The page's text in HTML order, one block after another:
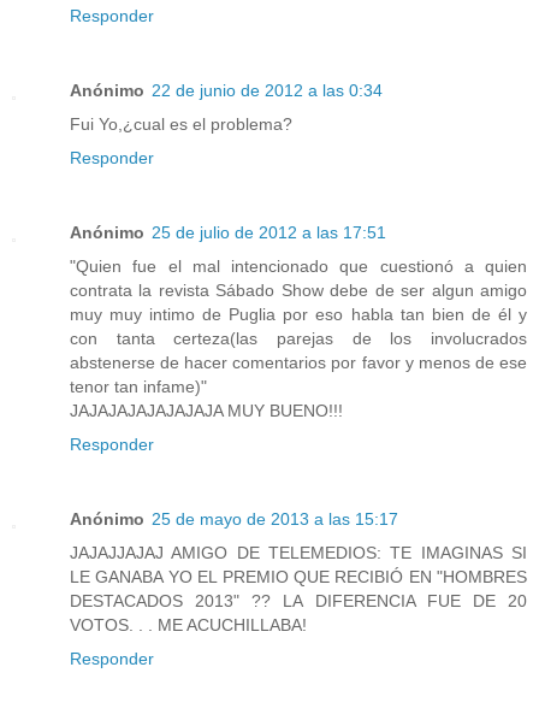
Responder
Anónimo 22 de junio de 2012 a las 0:34
Fui Yo,¿cual es el problema?
Responder
Anónimo 25 de julio de 2012 a las 17:51
"Quien fue el mal intencionado que cuestionó a quien
contrata la revista Sábado Show debe de ser algun amigo
muy muy intimo de Puglia por eso habla tan bien de él y
con tanta certeza(las parejas de los involucrados
abstenerse de hacer comentarios por favor y menos de ese
tenor tan infame)"
JAJAJAJAJAJAJAJA MUY BUENO!!!
Responder
Anónimo 25 de mayo de 2013 a las 15:17
JAJAJJAJAJ AMIGO DE TELEMEDIOS: TE IMAGINAS SI
LE GANABA YO EL PREMIO QUE RECIBIÓ EN "HOMBRES
DESTACADOS 2013" ?? LA DIFERENCIA FUE DE 20
VOTOS. . . ME ACUCHILLABA!
Responder